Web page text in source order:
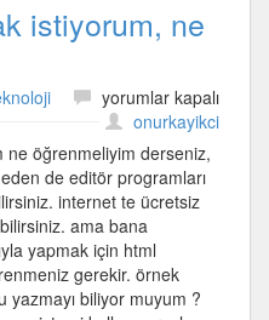
istiyorum, ne
Web
sitesi
yapmak
istiyorum,
ne
öğrenmeliyim
?
için
yorumlar kapalı
onurkayikci
ne öğrenmeliyim derseniz,
de editör programları
internet te ücretsiz
ama bana
yapmak için html
gerekir. örnek
biliyor muyum ?